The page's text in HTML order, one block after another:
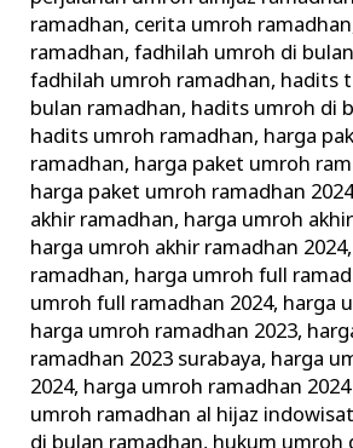
ramadhan, cerita umroh ramadhan
ramadhan,fadhilah umroh di
fadhilah umroh ramadhan, hadits
bulan ramadhan, hadits umroh di
hadits umroh ramadhan, harga
ramadhan, harga paket umroh
harga paket umroh ramadhan
akhir ramadhan, harga umroh
harga umroh akhir ramadhan 2024,
ramadhan, harga umroh full
umroh full ramadhan 2024, harga
harga umroh ramadhan 2023,
ramadhan 2023 surabaya, harga
2024, harga umroh ramadhan
umroh ramadhan al hijaz